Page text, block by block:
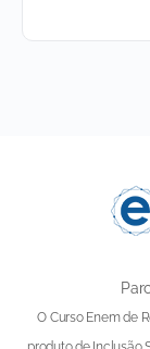
O Curso Enem de